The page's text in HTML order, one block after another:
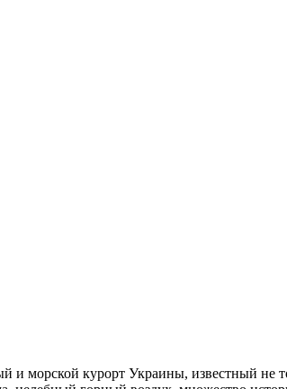
и морской курорт Украины, известный не